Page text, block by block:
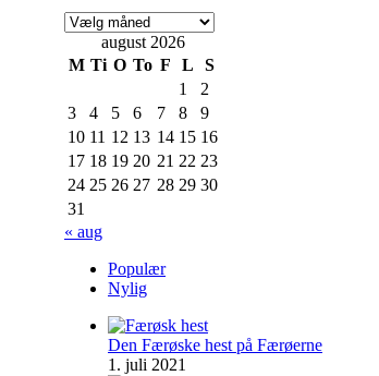
august 2026
M Ti O To F L
S
1
2
3
4 5 6 7 8
9
10 11 12 13 14 15 16
17 18 19 20 21 22 23
24 25 26 27 28 29 30
31
« aug
Populær
Nylig
Den Færøske hest på Færøerne
1. juli 2021